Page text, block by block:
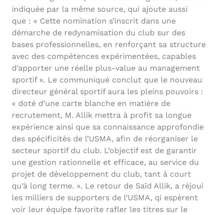
indiquée par la même source, qui ajoute aussi
que : « Cette nomination s’inscrit dans une
démarche de redynamisation du club sur des
bases professionnelles, en renforçant sa structure
avec des compétences expérimentées, capables
d’apporter une réelle plus-value au management
sportif ». Le communiqué conclut que le nouveau
directeur général sportif aura les pleins pouvoirs :
« doté d’une carte blanche en matière de
recrutement, M. Allik mettra à profit sa longue
expérience ainsi que sa connaissance approfondie
des spécificités de l’USMA, afin de réorganiser le
secteur sportif du club. L’objectif est de garantir
une gestion rationnelle et efficace, au service du
projet de développement du club, tant à court
qu’à long terme. ». Le retour de Saïd Allik, a réjoui
les milliers de supporters de l’USMA, qi espèrent
voir leur équipe favorite rafler les titres sur le